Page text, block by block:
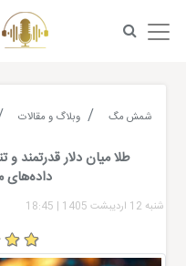
شمش مگ وبلاگ و مقالات
طلا میان دلار قدرتمند و
داده‌های
شنبه 12 اردیبشت 1405 |
18:45